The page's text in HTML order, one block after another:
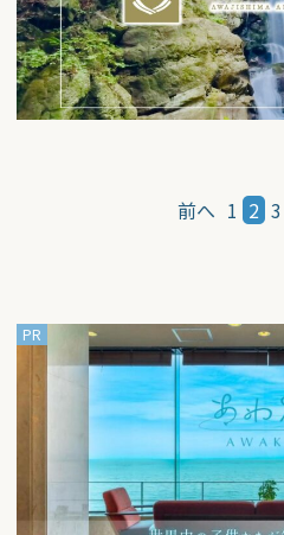
送
前へ 1 2 3